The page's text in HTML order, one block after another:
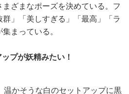
ざまなポーズを決めている。フ
群」「美しすぎる」「最高」「ラ
まっている。
プが妖精みたい！
かそうな白のセットアップに黒